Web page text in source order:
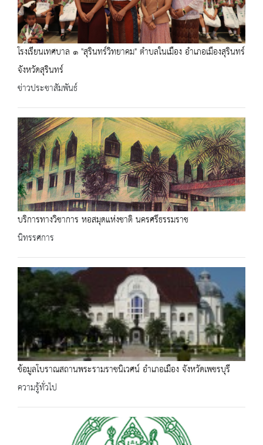
โรงเรียนเทศบาล ๑ "สุรินทร์วิทยาคม" ตำบลในเมือง อำเภอเมืองสุรินทร์
จังหวัดสุรินทร์
ข่าวประชาสัมพันธ์
บริการทางวิชาการ หอสมุดแห่งชาติ นครศรึธรรมราช
นิทรรศการ
ข้อมูลโบราณสถานพระรามราชนิเวศน์ อำเภอเมือง จังหวัดเพชรบุรี
ความรู้ทั่วไป